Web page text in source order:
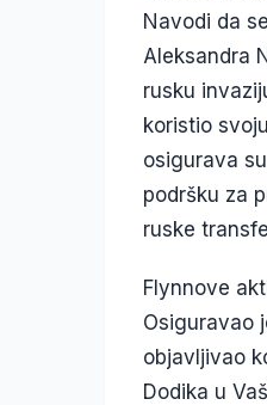
Navodi da
Aleksandra
rusku
koristio
osigurava
podršku za
ruske
Flynnove
Osiguravao
objavljivao
Dodika u